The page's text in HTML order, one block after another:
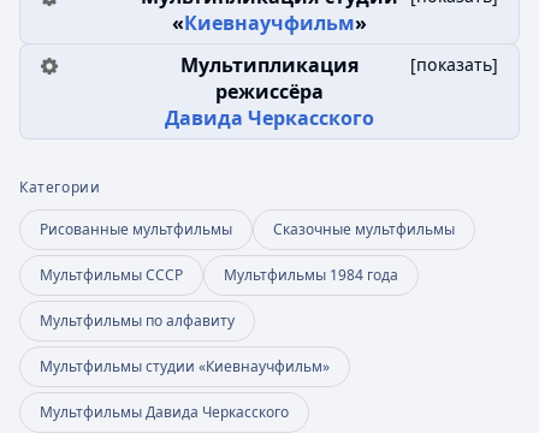
«Киевнаучфильм»
[показать]
Мультипликация
режиссёра
Давида Черкасского
Категории
Рисованные мультфильмы Сказочные мультфильмы
Мультфильмы СССР Мультфильмы 1984 года
Мультфильмы по алфавиту
Мультфильмы студии «Киевнаучфильм»
Мультфильмы Давида Черкасского